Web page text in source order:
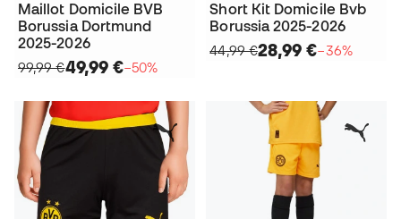
Maillot Domicile BVB
Borussia Dortmund
2025-2026
99,99 €49,99 €−50%
Short Kit Domicile Bvb
Borussia 2025-2026
44,99 €28,99 €−36%